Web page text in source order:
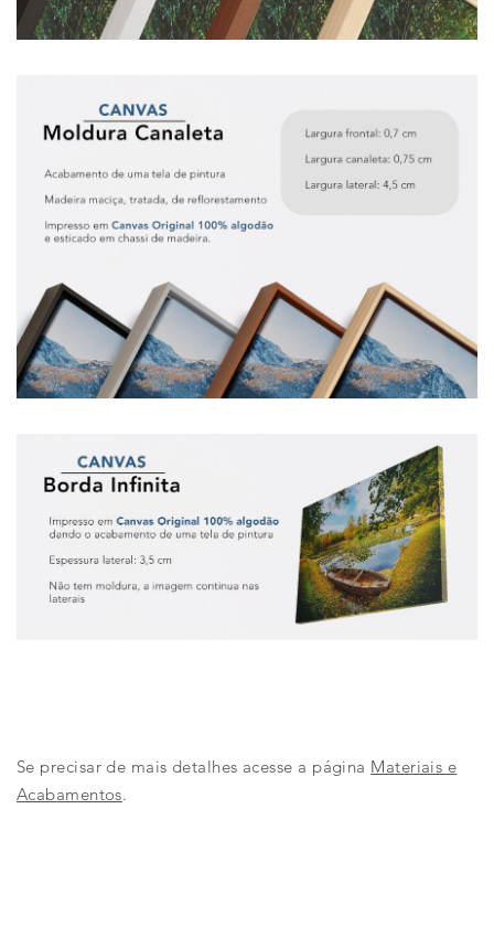
Se precisar de mais detalhes acesse a página Materiais e
Acabamentos.